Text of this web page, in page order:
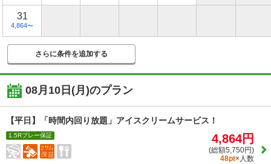
31
4,864〜
さらに条件を追加する
08月10日(月)のプラン
【平日】「時間内回り放題」アイスクリームサービス！
1.5Rプレー保証 4,864円
(総額5,750円)
48pt×人数